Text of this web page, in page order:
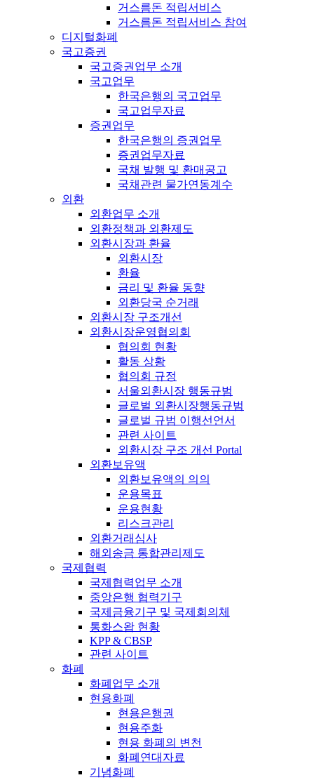
거스름돈 적립서비스
거스름돈 적립서비스 참여
디지털화폐
국고증권
국고증권업무 소개
국고업무
한국은행의 국고업무
국고업무자료
증권업무
한국은행의 증권업무
증권업무자료
국채 발행 및 환매공고
국채관련 물가연동계수
외환
외환업무 소개
외환정책과 외환제도
외환시장과 환율
외환시장
환율
금리 및 환율 동향
외환당국 순거래
외환시장 구조개선
외환시장운영협의회
협의회 현황
활동 상황
협의회 규정
서울외환시장 행동규범
글로벌 외환시장행동규범
글로벌 규범 이행선언서
관련 사이트
외환시장 구조 개선 Portal
외환보유액
외환보유액의 의의
운용목표
운용현황
리스크관리
외환거래심사
해외송금 통합관리제도
국제협력
국제협력업무 소개
중앙은행 협력기구
국제금융기구 및 국제회의체
통화스왑 현황
KPP & CBSP
관련 사이트
화폐
화폐업무 소개
현용화폐
현용은행권
현용주화
현용 화폐의 변천
화폐연대자료
기념화폐